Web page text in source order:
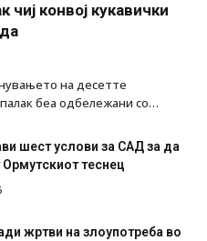
чиј конвој кукавички
на десетте
беа одбележани со…
шест услови за САД за да
Ормутскиот теснец
жртви на злоупотреба во